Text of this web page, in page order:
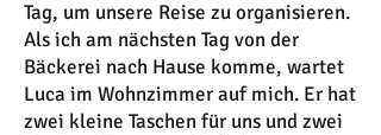
Tag, um unsere Reise zu organisieren.
Als ich am nächsten Tag von der
Bäckerei nach Hause komme, wartet
Luca im Wohnzimmer auf mich. Er hat
zwei kleine Taschen für uns und zwei